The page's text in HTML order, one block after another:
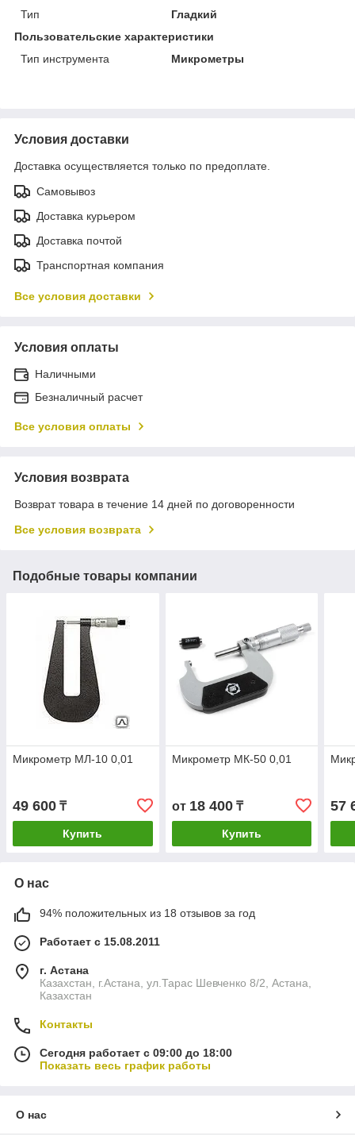
Тип
Гладкий
Пользовательские характеристики
Тип инструмента
Микрометры
Условия доставки
Доставка осуществляется только по предоплате.
Самовывоз
Доставка курьером
Доставка почтой
Транспортная компания
Все условия доставки
Условия оплаты
Наличными
Безналичный расчет
Все условия оплаты
Условия возврата
Возврат товара в течение 14 дней по договоренности
Все условия возврата
Подобные товары компании
Микрометр МЛ-10 0,01
49 600 ₸
Купить
Микрометр МК-50 0,01
от 18 400₸
Купить
57
О нас
94% положительных из 18 отзывов за год
Работает с 15.08.2011
г. Астана
Казахстан, г.Астана, ул.Тарас Шевченко 8/2, Астана,
Казахстан
Контакты
Сегодня работает с 09:00 до 18:00
Показать весь график работы
О нас